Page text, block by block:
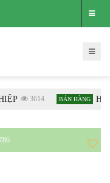
3614 BÁN HÀNG